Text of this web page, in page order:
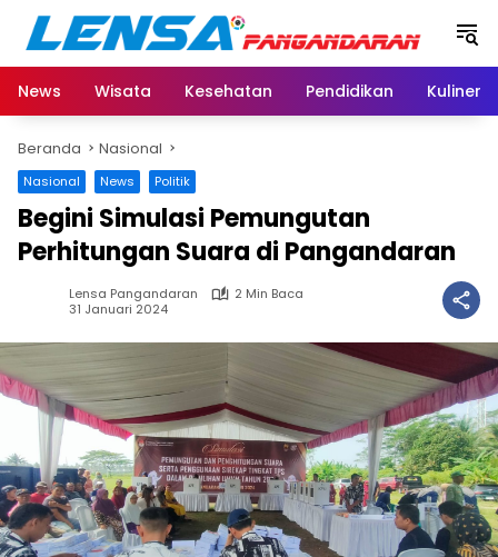
Langsung
konten
News
Wisata Kesehatan Pendidikan Kuliner
Beranda Nasional
Nasional News Politik
Begini Simulasi Pemungutan
Perhitungan Suara di Pangandaran
Lensa Pangandaran
2 Min Baca
31 Januari 2024